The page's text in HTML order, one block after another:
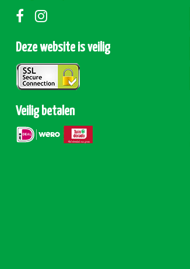
Deze website is veilig
Veilig betalen